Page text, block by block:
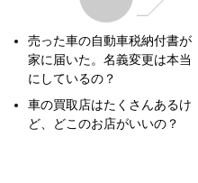
売った車の自動車税納付書が
家に届いた。名義変更は本当
にしているの？
車の買取店はたくさんあるけ
ど、どこのお店がいいの？